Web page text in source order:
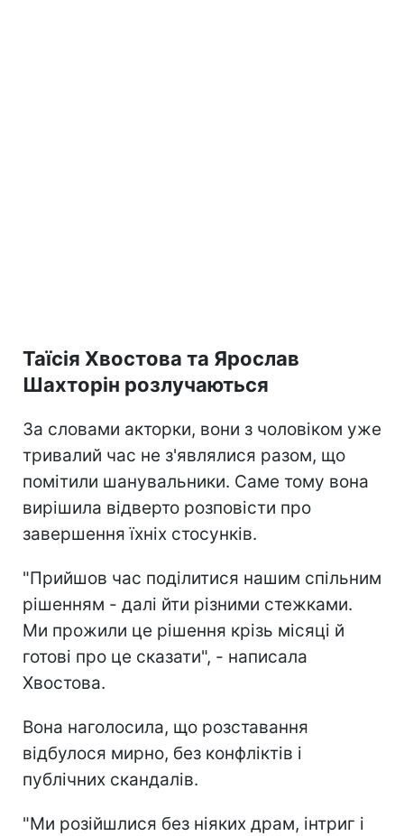
Таїсія Хвостова та Ярослав
Шахторін розлучаються
За словами акторки, вони з чоловіком уже
тривалий час не з'являлися разом, що
помітили шанувальники. Саме тому вона
вирішила відверто розповісти про
завершення їхніх стосунків.
"Прийшов час поділитися нашим спільним
рішенням - далі йти різними стежками.
Ми прожили це рішення крізь місяці й
готові про це сказати", - написала
Хвостова.
Вона наголосила, що розставання
відбулося мирно, без конфліктів і
публічних скандалів.
"Ми розійшлися без ніяких драм, інтриг і